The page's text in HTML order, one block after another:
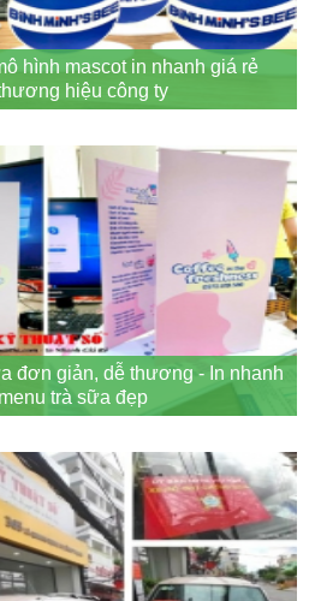
hình mascot in nhanh giá rẻ
hiệu công ty
đơn giản, dễ thương - In nhanh
trà sữa đẹp